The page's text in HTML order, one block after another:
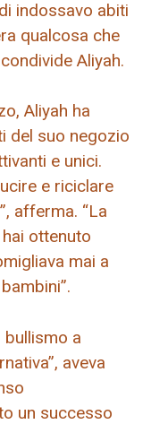
indossavo abiti
qualcosa che
Aliyah.
Aliyah ha
del suo negozio
e unici.
e riciclare
afferma. “La
ottenuto
mai a
bullismo a
aveva
un successo